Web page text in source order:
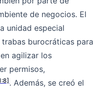
de negocios. El
unidad especial
burocráticas para
agilizar los
permisos,
. Además, se creó el